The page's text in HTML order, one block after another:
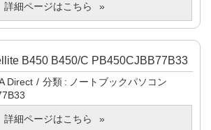
詳細ページはこちら
B450 B450/C PB450CJBB77B33
Direct 分類
ノートブックパソコン
詳細ページはこちら